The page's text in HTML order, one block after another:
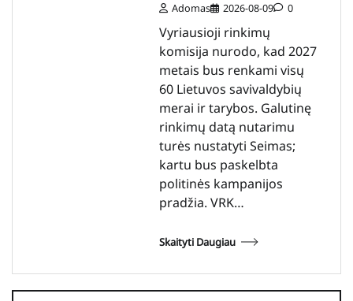
Adomas 2026-08-09 0
Vyriausioji rinkimų
komisija nurodo, kad 2027
metais bus renkami visų
60 Lietuvos savivaldybių
merai ir tarybos. Galutinę
rinkimų datą nutarimu
turės nustatyti Seimas;
kartu bus paskelbta
politinės kampanijos
pradžia. VRK…
Skaityti Daugiau